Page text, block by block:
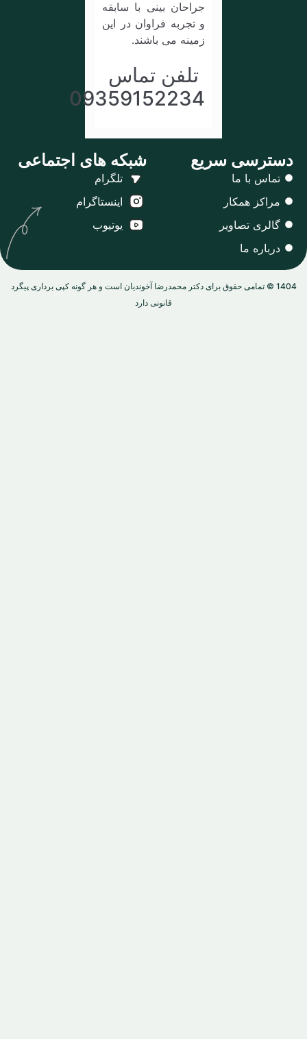
جراحان بینی با سابقه
و تجربه فراوان در این
زمینه می باشند.
تلفن تماس
09359152234
سریع
با ما
همکار
تصاویر
ما
شبکه های اجتماعی
تلگرام
اینستاگرام
یوتیوب
1404 © تمامی حقوق برای دکتر محمدرضا آخوندیان است و هر گونه کپی برداری پیگرد
قانونی دارد